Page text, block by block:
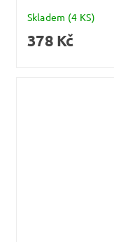
Skladem (4 KS)
378 Kč